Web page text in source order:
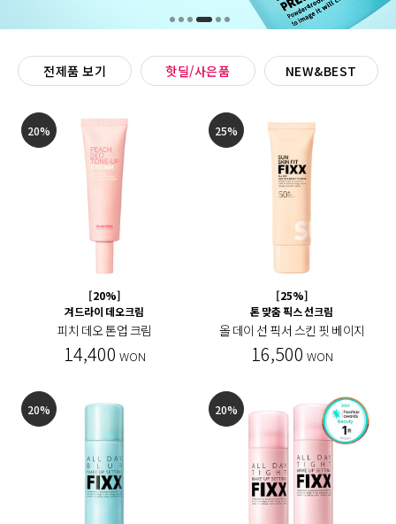
전제품 보기 핫딜/사은품 NEW&BEST
20%
[20%]
겨드라이 데오크림
피치 데오 톤업 크림
14,400 WON
25%
[25%]
톤 맞춤 픽스 선크림
올 데이 선 픽서 스킨 핏 베이지
16,500 WON
20% 20%